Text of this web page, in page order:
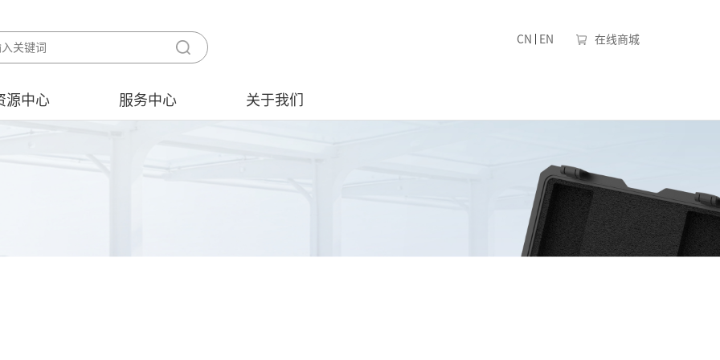
CN EN 在线商城
源中心 服务中心 关于我们